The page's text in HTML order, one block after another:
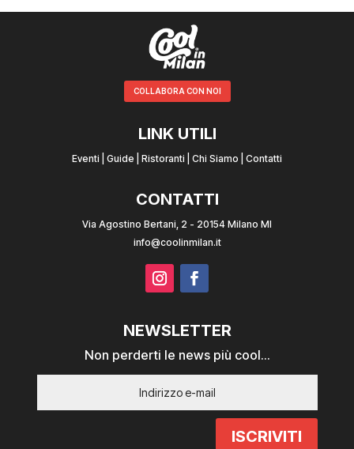
COLLABORA CON NOI
LINK UTILI
Eventi Guide Ristoranti Chi Siamo Contatti
CONTATTI
Via Agostino Bertani, 2 - 20154 Milano MI
info@coolinmilan.it
NEWSLETTER
Non perderti le news più cool...
ISCRIVITI